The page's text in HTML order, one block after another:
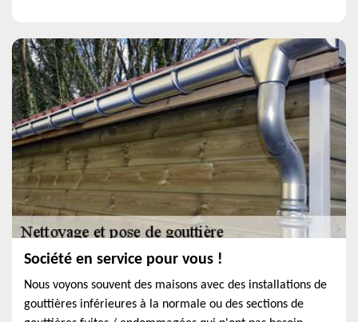
Société en service pour vous !
Nous voyons souvent des maisons avec des installations de
gouttières inférieures à la normale ou des sections de